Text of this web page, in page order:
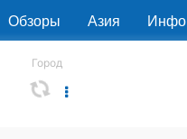
Обзоры Азия Инфо
Город